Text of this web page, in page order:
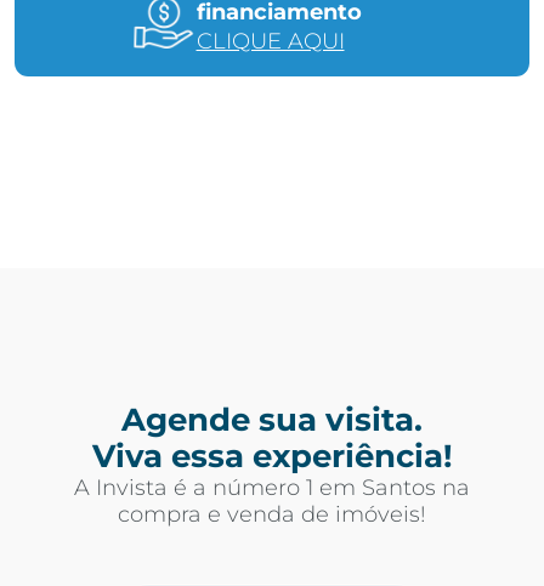
financiamento
CLIQUE AQUI
Agende sua visita.
Viva essa experiência!
A Invista é a número 1 em Santos na
compra e venda de imóveis!